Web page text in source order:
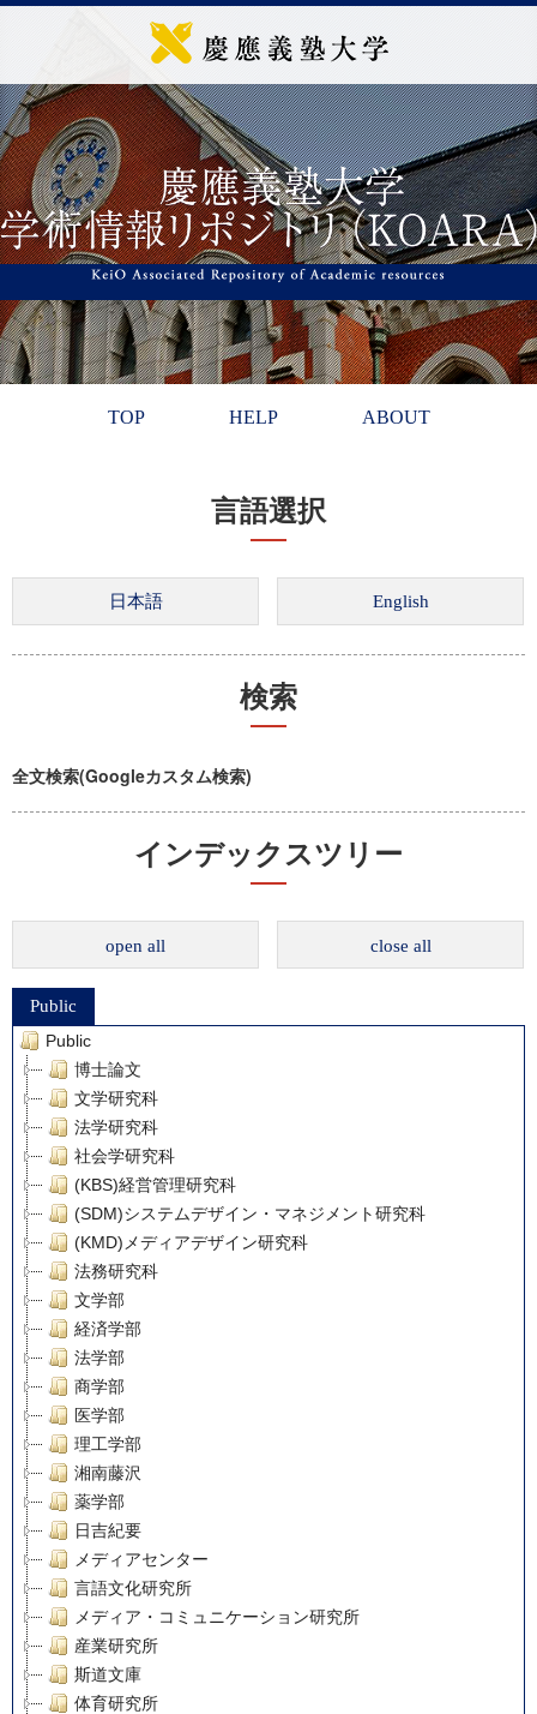
TOP HELP ABOUT
言語選択
検索
全文検索(Googleカスタム検索)
インデックスツリー
open all close all
Public
Public
博士論文
文学研究科
法学研究科
社会学研究科
(KBS)経営管理研究科
(SDM)システムデザイン・マネジメント研究科
(KMD)メディアデザイン研究科
法務研究科
文学部
経済学部
法学部
商学部
医学部
理工学部
湘南藤沢
薬学部
日吉紀要
メディアセンター
言語文化研究所
メディア・コミュニケーション研究所
産業研究所
斯道文庫
体育研究所